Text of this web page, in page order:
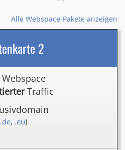
Alle Webspace-Pakete anzeigen
2
Webspace
Traffic
.de, .eu)